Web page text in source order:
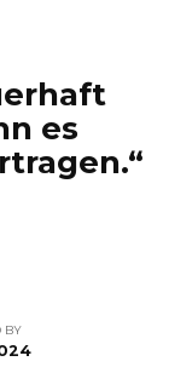
es
BY